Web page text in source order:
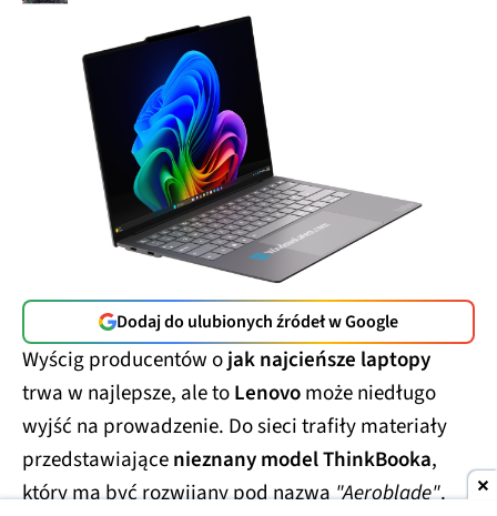
Dodaj do ulubionych źródeł w Google
Wyścig producentów ojak najcieńsze laptopy
trwa w najlepsze, ale toLenovomoże niedługo
wyjść na prowadzenie. Do sieci trafiły materiały
przedstawiającenieznany model ThinkBooka,
który ma być rozwijany pod nazwą"Aeroblade".